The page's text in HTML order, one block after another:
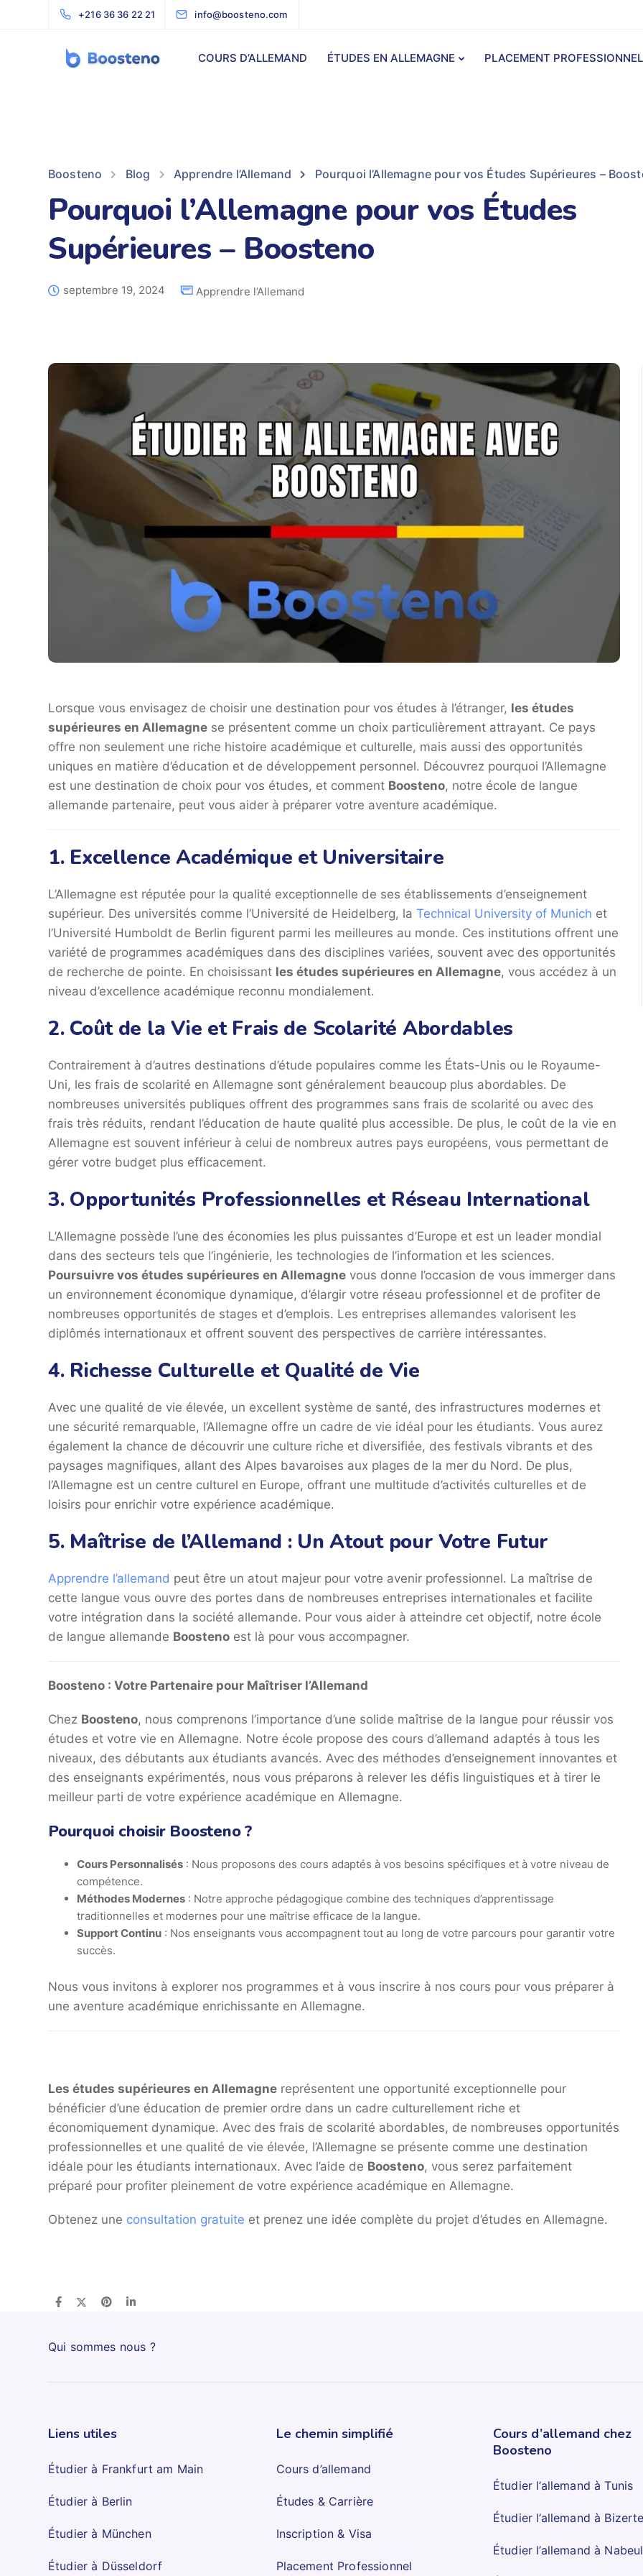
+216 36 36 22 21 info@boosteno.com
COURS D’ALLEMAND ÉTUDES EN ALLEMAGNE PLACEMENT PROFESSIONNEL
Boosteno Blog Apprendre l’Allemand Pourquoi l’Allemagne pour vos Études Supérieures –
Pourquoi l’Allemagne pour vos Études
Supérieures – Boosteno
septembre 19, 2024 Apprendre l’Allemand
Lorsque vous envisagez de choisir une destination pour vos études à l’étranger, les études
supérieures en Allemagne se présentent comme un choix particulièrement attrayant. Ce pays
offre non seulement une riche histoire académique et culturelle, mais aussi des opportunités
uniques en matière d’éducation et de développement personnel. Découvrez pourquoi l’Allemagne
est une destination de choix pour vos études, et comment Boosteno, notre école de langue
allemande partenaire, peut vous aider à préparer votre aventure académique.
1. Excellence Académique et Universitaire
L’Allemagne est réputée pour la qualité exceptionnelle de ses établissements d’enseignement
supérieur. Des universités comme l’Université de Heidelberg, la Technical University of Munich et
l’Université Humboldt de Berlin figurent parmi les meilleures au monde. Ces institutions offrent une
variété de programmes académiques dans des disciplines variées, souvent avec des opportunités
de recherche de pointe. En choisissant les études supérieures en Allemagne, vous accédez à un
niveau d’excellence académique reconnu mondialement.
2. Coût de la Vie et Frais de Scolarité Abordables
Contrairement à d’autres destinations d’étude populaires comme les États-Unis ou le Royaume-
Uni, les frais de scolarité en Allemagne sont généralement beaucoup plus abordables. De
nombreuses universités publiques offrent des programmes sans frais de scolarité ou avec des
frais très réduits, rendant l’éducation de haute qualité plus accessible. De plus, le coût de la vie en
Allemagne est souvent inférieur à celui de nombreux autres pays européens, vous permettant de
gérer votre budget plus efficacement.
3. Opportunités Professionnelles et Réseau International
L’Allemagne possède l’une des économies les plus puissantes d’Europe et est un leader mondial
dans des secteurs tels que l’ingénierie, les technologies de l’information et les sciences.
Poursuivre vos études supérieures en Allemagne vous donne l’occasion de vous immerger dans
un environnement économique dynamique, d’élargir votre réseau professionnel et de profiter de
nombreuses opportunités de stages et d’emplois. Les entreprises allemandes valorisent les
diplômés internationaux et offrent souvent des perspectives de carrière intéressantes.
4. Richesse Culturelle et Qualité de Vie
Avec une qualité de vie élevée, un excellent système de santé, des infrastructures modernes et
une sécurité remarquable, l’Allemagne offre un cadre de vie idéal pour les étudiants. Vous aurez
également la chance de découvrir une culture riche et diversifiée, des festivals vibrants et des
paysages magnifiques, allant des Alpes bavaroises aux plages de la mer du Nord. De plus,
l’Allemagne est un centre culturel en Europe, offrant une multitude d’activités culturelles et de
loisirs pour enrichir votre expérience académique.
5. Maîtrise de l’Allemand : Un Atout pour Votre Futur
Apprendre l’allemand peut être un atout majeur pour votre avenir professionnel. La maîtrise de
cette langue vous ouvre des portes dans de nombreuses entreprises internationales et facilite
votre intégration dans la société allemande. Pour vous aider à atteindre cet objectif, notre école
de langue allemande Boosteno est là pour vous accompagner.
Boosteno : Votre Partenaire pour Maîtriser l’Allemand
Chez Boosteno, nous comprenons l’importance d’une solide maîtrise de la langue pour réussir vos
études et votre vie en Allemagne. Notre école propose des cours d’allemand adaptés à tous les
niveaux, des débutants aux étudiants avancés. Avec des méthodes d’enseignement innovantes et
des enseignants expérimentés, nous vous préparons à relever les défis linguistiques et à tirer le
meilleur parti de votre expérience académique en Allemagne.
Pourquoi choisir Boosteno ?
Cours Personnalisés : Nous proposons des cours adaptés à vos besoins spécifiques et à votre niveau de
compétence.
Méthodes Modernes : Notre approche pédagogique combine des techniques d’apprentissage
traditionnelles et modernes pour une maîtrise efficace de la langue.
Support Continu : Nos enseignants vous accompagnent tout au long de votre parcours pour garantir votre
succès.
Nous vous invitons à explorer nos programmes et à vous inscrire à nos cours pour vous préparer à
une aventure académique enrichissante en Allemagne.
Les études supérieures en Allemagne représentent une opportunité exceptionnelle pour
bénéficier d’une éducation de premier ordre dans un cadre culturellement riche et
économiquement dynamique. Avec des frais de scolarité abordables, de nombreuses opportunités
professionnelles et une qualité de vie élevée, l’Allemagne se présente comme une destination
idéale pour les étudiants internationaux. Avec l’aide de Boosteno, vous serez parfaitement
préparé pour profiter pleinement de votre expérience académique en Allemagne.
Obtenez une consultation gratuite et prenez une idée complète du projet d’études en Allemagne.
Qui sommes nous ?
Liens utiles
Étudier à Frankfurt am Main
Étudier à Berlin
Étudier à München
Étudier à Düsseldorf
Le chemin simplifié
Cours d’allemand
Études & Carrière
Inscription & Visa
Placement Professionnel
Cours d’allemand chez
Boosteno
Étudier l’allemand à Tunis
Étudier l’allemand à Bizerte
Étudier l’allemand à Nabeul